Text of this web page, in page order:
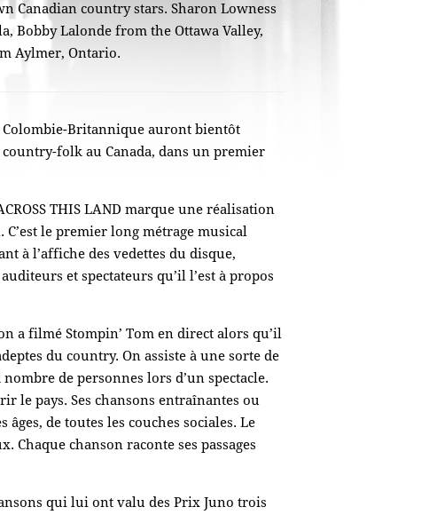
Canadian country stars. Sharon Lowness
Bobby Lalonde from the Ottawa Valley,
Aylmer, Ontario.
Colombie-Britannique auront bientôt
folk au Canada, dans un premier
THIS LAND marque une réalisation
le premier long métrage musical
à l’affiche des vedettes du disque,
et spectateurs qu’il l’est à propos
a filmé Stompin’ Tom en direct alors qu’il
du country. On assiste à une sorte de
de personnes lors d’un spectacle.
le pays. Ses chansons entraînantes ou
de toutes les couches sociales. Le
chanson raconte ses passages
qui lui ont valu des Prix Juno trois